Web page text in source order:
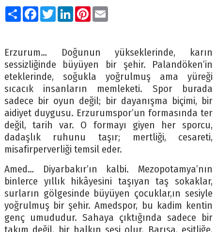
PaylaşFacebook
TwitterLinkedIn
Pinterest
Email
Erzurum… Doğunun yükseklerinde, karın
sessizliğinde büyüyen bir şehir. Palandöken’in
eteklerinde, soğukla yoğrulmuş ama yüreği
sıcacık insanların memleketi. Spor burada
sadece bir oyun değil; bir dayanışma biçimi, bir
aidiyet duygusu. Erzurumspor’un formasında ter
değil, tarih var. O formayı giyen her sporcu,
dadaşlık ruhunu taşır; mertliği, cesareti,
misafirperverliği temsil eder.
Amed… Diyarbakır’ın kalbi. Mezopotamya’nın
binlerce yıllık hikâyesini taşıyan taş sokaklar,
surların gölgesinde büyüyen çocuklar,ın sesiyle
yoğrulmuş bir şehir. Amedspor, bu kadim kentin
genç umududur. Sahaya çıktığında sadece bir